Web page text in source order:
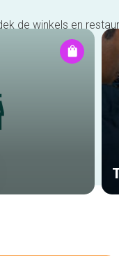
de winkels en